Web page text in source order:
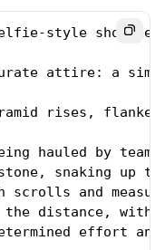
style shot set
attire: a
rises,
hauled by
stone, snaking
scrolls and
the distance, with
effort